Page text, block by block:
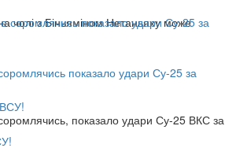
чолі з Біньяміном Нетаньяху може
соромлячись показало удари Су-25 за
соромлячись, показало удари Су-25 ВКС за